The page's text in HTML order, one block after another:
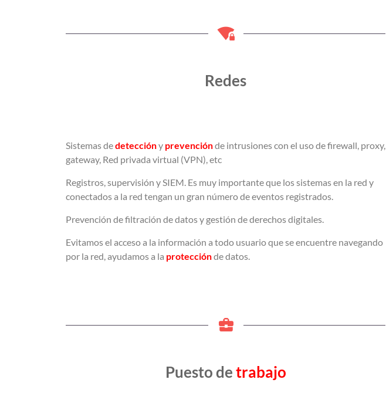
Redes
Sistemas dedeteccióny prevenciónde intrusiones con el uso de firewall, proxy,
gateway, Red privada virtual (VPN), etc
Registros, supervisión y SIEM. Es muy importante que los sistemas en la red y
conectados a la red tengan un gran número de eventos registrados.
Prevención de filtración de datos y gestión de derechos digitales.
Evitamos el acceso a la información a todo usuario que se encuentre navegando
por la red, ayudamos a la protecciónde datos.
Puesto detrabajo